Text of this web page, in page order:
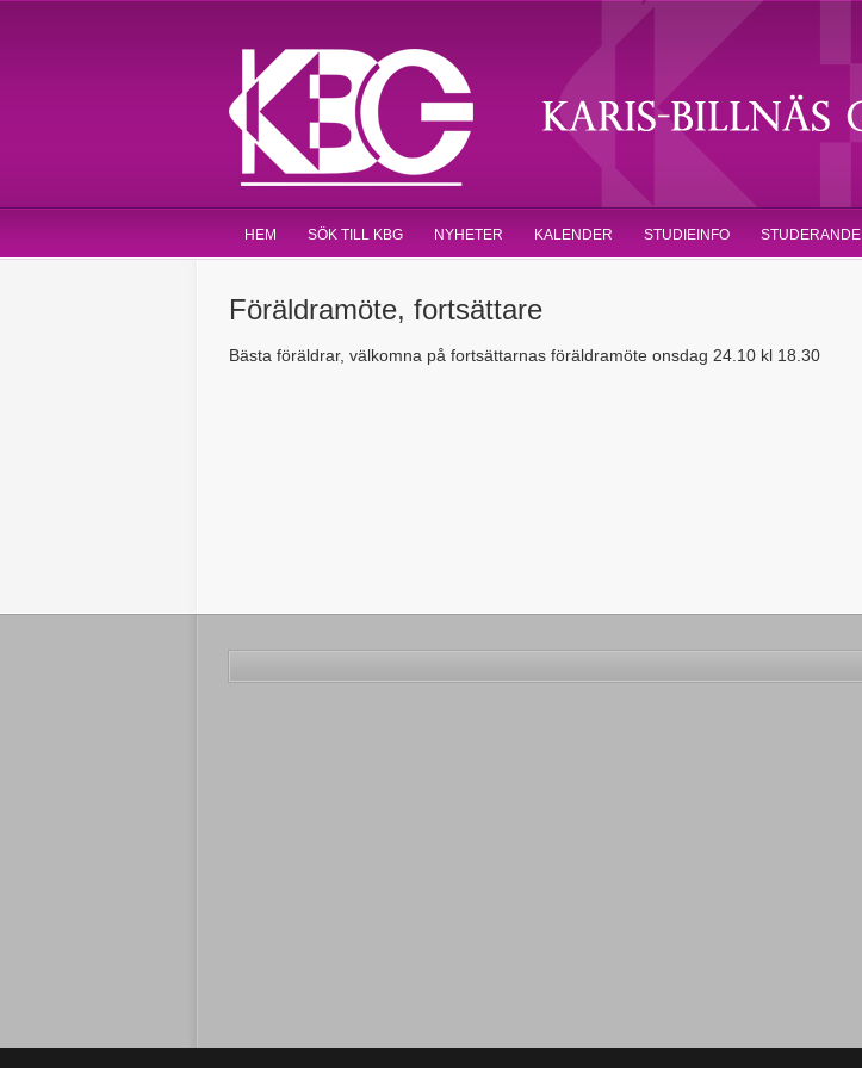
HEM SÖK TILL KBG NYHETER KALENDER STUDIEINFO STUDERANDE
Föräldramöte, fortsättare
Bästa föräldrar, välkomna på fortsättarnas föräldramöte onsdag 24.10 kl 18.30